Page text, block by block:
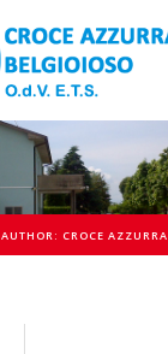
AUTHOR: CROCE AZZURRA